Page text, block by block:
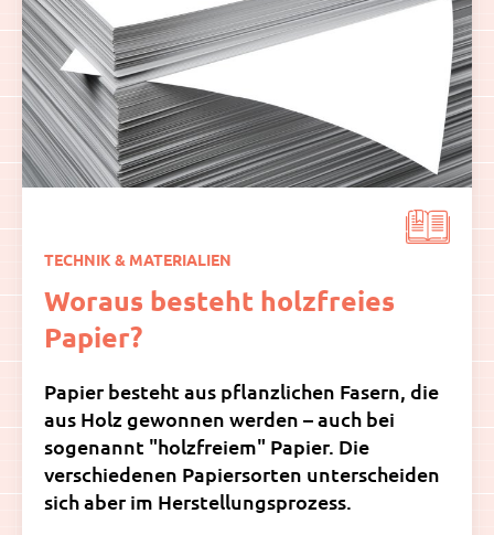
TECHNIK & MATERIALIEN
Woraus besteht holzfreies
Papier?
Papier besteht aus pflanzlichen Fasern, die
aus Holz gewonnen werden – auch bei
sogenannt "holzfreiem" Papier. Die
verschiedenen Papiersorten unterscheiden
sich aber im Herstellungsprozess.